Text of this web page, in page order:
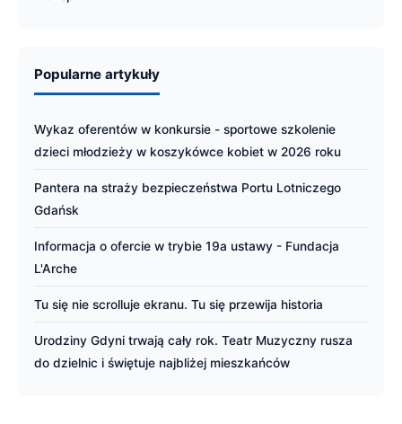
Popularne artykuły
Wykaz oferentów w konkursie - sportowe szkolenie
dzieci młodzieży w koszykówce kobiet w 2026 roku
Pantera na straży bezpieczeństwa Portu Lotniczego
Gdańsk
Informacja o ofercie w trybie 19a ustawy - Fundacja
L'Arche
Tu się nie scrolluje ekranu. Tu się przewija historia
Urodziny Gdyni trwają cały rok. Teatr Muzyczny rusza
do dzielnic i świętuje najbliżej mieszkańców